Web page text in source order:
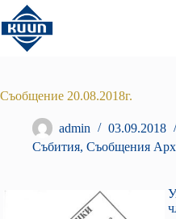
Преминаване
към
съдържанието
Съобщение 20.08.2018г.
admin
03.09.2018
Събития, Съобщения